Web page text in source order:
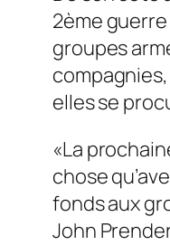
2ème
groupes
elles se
«La
chose
fonds aux
John